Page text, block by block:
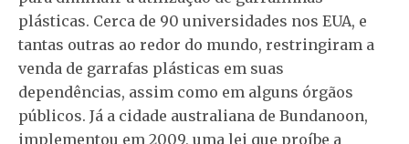
plásticas. Cerca de 90 universidades nos EUA, e
tantas outras ao redor do mundo, restringiram a
venda de garrafas plásticas em suas
dependências, assim como em alguns órgãos
públicos. Já a cidade australiana de Bundanoon,
implementou em 2009, uma lei que proíbe a